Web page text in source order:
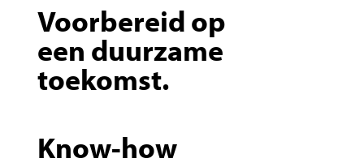
Voorbereid op
een duurzame
toekomst.
Know-how